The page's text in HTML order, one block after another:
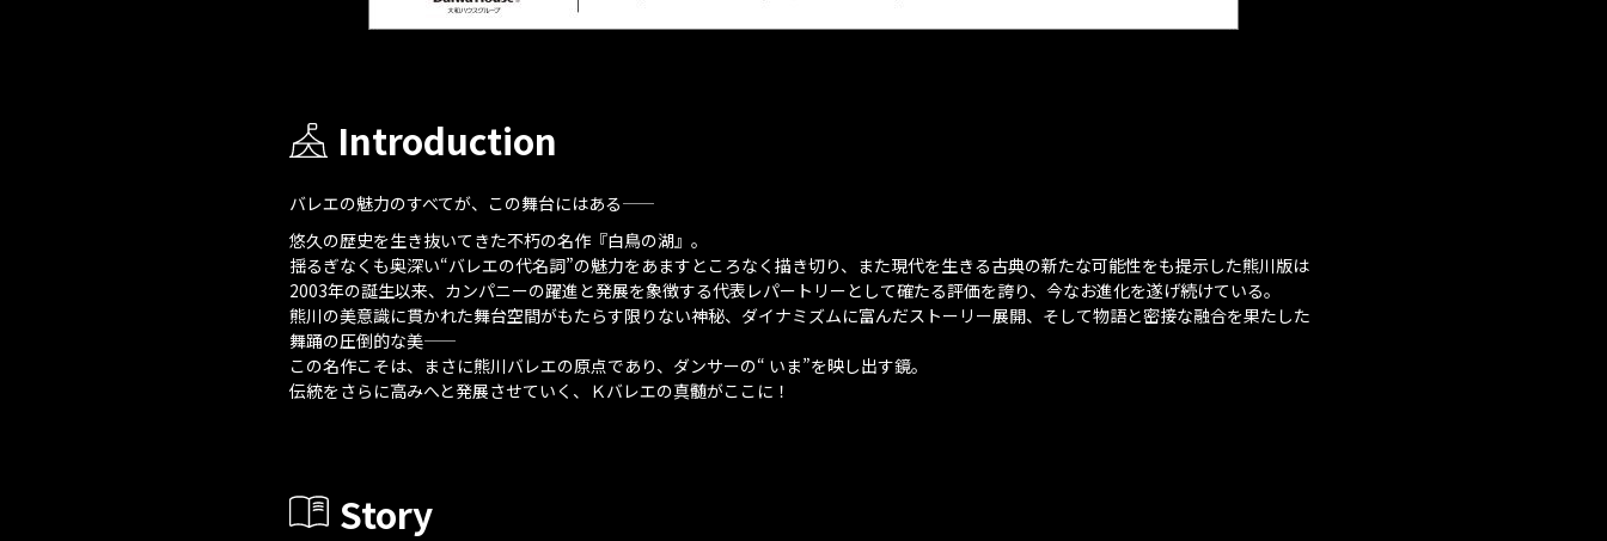
Introduction
バレエの魅力のすべてが、この舞台にはある――
悠久の歴史を生き抜いてきた不朽の名作『白鳥の湖』。
揺るぎなくも奥深い“バレエの代名詞”の魅力をあますところなく描き切り、また現代を生きる古典の新たな可能性をも提示した熊川版は
2003年の誕生以来、カンパニーの躍進と発展を象徴する代表レパートリーとして確たる評価を誇り、今なお進化を遂げ続けている。
熊川の美意識に貫かれた舞台空間がもたらす限りない神秘、ダイナミズムに富んだストーリー展開、そして物語と密接な融合を果たした
舞踊の圧倒的な美――
この名作こそは、まさに熊川バレエの原点であり、ダンサーの“ いま”を映し出す鏡。
伝統をさらに高みへと発展させていく、Ｋバレエの真髄がここに！
Story